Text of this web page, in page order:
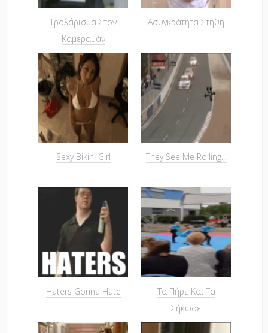
Τρολάρισμα Στον
Καμεραμάν
Ασυγκράτητα Στήθη
Sexy Bikini Girl They See Me Rolling...
Haters Gonna Hate
Τα Πήρε Και Τα
Σήκωσε